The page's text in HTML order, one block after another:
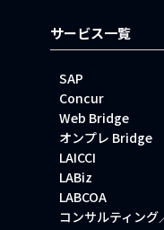
サービス一覧
SAP
Concur
Web Bridge
オンプレ Bridge
LAICCI
LABiz
LABCOA
コンサルティング